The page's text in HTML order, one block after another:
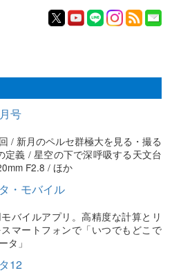
号
/ 新月のペルセ群極大を見る・撮る
定義 / 星空の下で深呼吸する天文台
F2.8 / ほか
・モバイル
バイルアプリ。高精度な計算とリ
マートフォンで「いつでもどこで
タ」
12